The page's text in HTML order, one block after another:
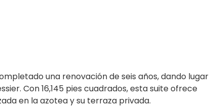
una renovación de seis años, dando lugar
Con 16,145 pies cuadrados, esta suite ofrece
en la azotea y su terraza privada.